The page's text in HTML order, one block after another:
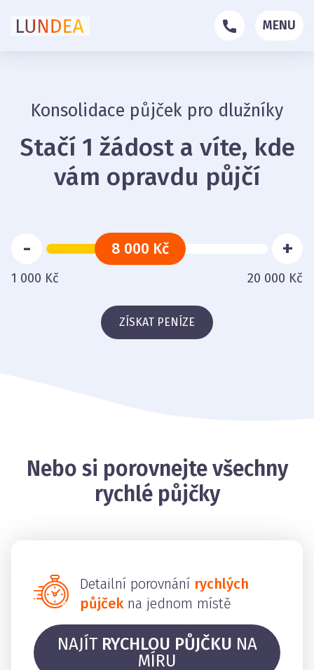
MENU
Konsolidace půjček pro dlužníky
Stačí 1 žádost a víte, kde
vám opravdu půjčí
8 000 Kč
- +
1 000 Kč 20 000 Kč
ZÍSKAT PENÍZE
Nebo si porovnejte všechny
rychlé půjčky
Detailní porovnání rychlých
půjčekna jednom místě
NAJÍT RYCHLOU PŮJČKU NA
MÍRU